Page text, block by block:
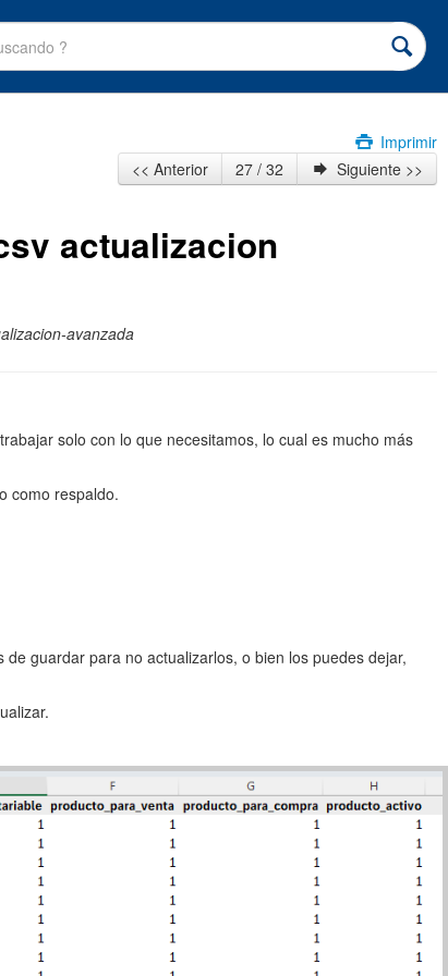
Imprimir
<< Anterior
27 / 32 Siguiente >>
actualizacion
avanzada
solo con lo que necesitamos, lo cual es mucho más
como respaldo.
guardar para no actualizarlos, o bien los puedes dejar,